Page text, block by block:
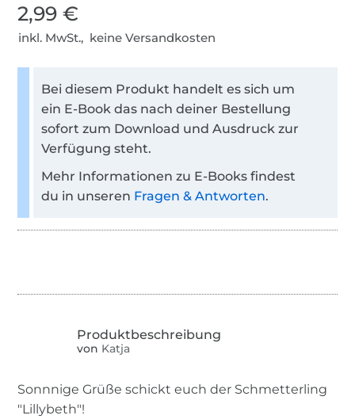
2,99 €
inkl. MwSt., keine Versandkosten
Bei diesem Produkt handelt es sich um
ein E-Book das nach deiner Bestellung
sofort zum Download und Ausdruck zur
Verfügung steht.
Mehr Informationen zu E-Books findest
du in unseren Fragen & Antworten.
von Katja
Sonnnige Grüße schickt euch der Schmetterling
"Lillybeth"!